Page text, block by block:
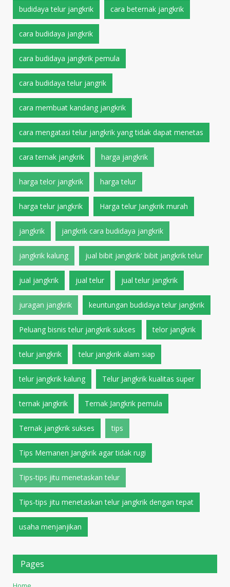
budidaya telur jangkrik cara beternak jangkrik
cara budidaya jangkrik
cara budidaya jangkrik pemula
cara budidaya telur jangrik
cara membuat kandang jangkrik
cara mengatasi telur jangkrik yang tidak dapat menetas
cara ternak jangkrik harga jangkrik
harga telor jangkrik harga telur
harga telur jangkrik Harga telur Jangkrik murah
jangkrik jangkrik cara budidaya jangkrik
jangkrik kalung jual bibit jangkrik' bibit jangkrik telur
jual jangkrik jual telur jual telur jangkrik
juragan jangkrik keuntungan budidaya telur jangkrik
Peluang bisnis telur jangkrik sukses telor jangkrik
telur jangkrik telur jangkrik alam siap
telur jangkrik kalung Telur Jangkrik kualitas super
ternak jangkrik Ternak Jangkrik pemula
Ternak jangkrik sukses tips
Tips Memanen Jangkrik agar tidak rugi
Tips-tips jitu menetaskan telur
Tips-tips jitu menetaskan telur jangkrik dengan tepat
usaha menjanjikan
Pages